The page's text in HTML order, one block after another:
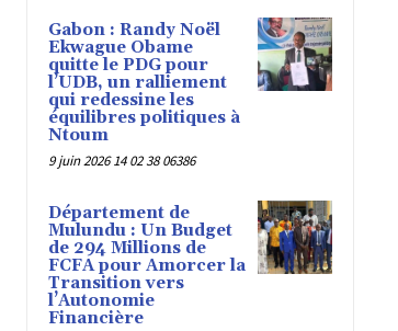
Gabon : Randy Noël
Ekwague Obame
quitte le PDG pour
l’UDB, un ralliement
qui redessine les
équilibres politiques à
Ntoum
9 juin 2026 14 02 38 06386
Département de
Mulundu : Un Budget
de 294 Millions de
FCFA pour Amorcer la
Transition vers
l’Autonomie
Financière